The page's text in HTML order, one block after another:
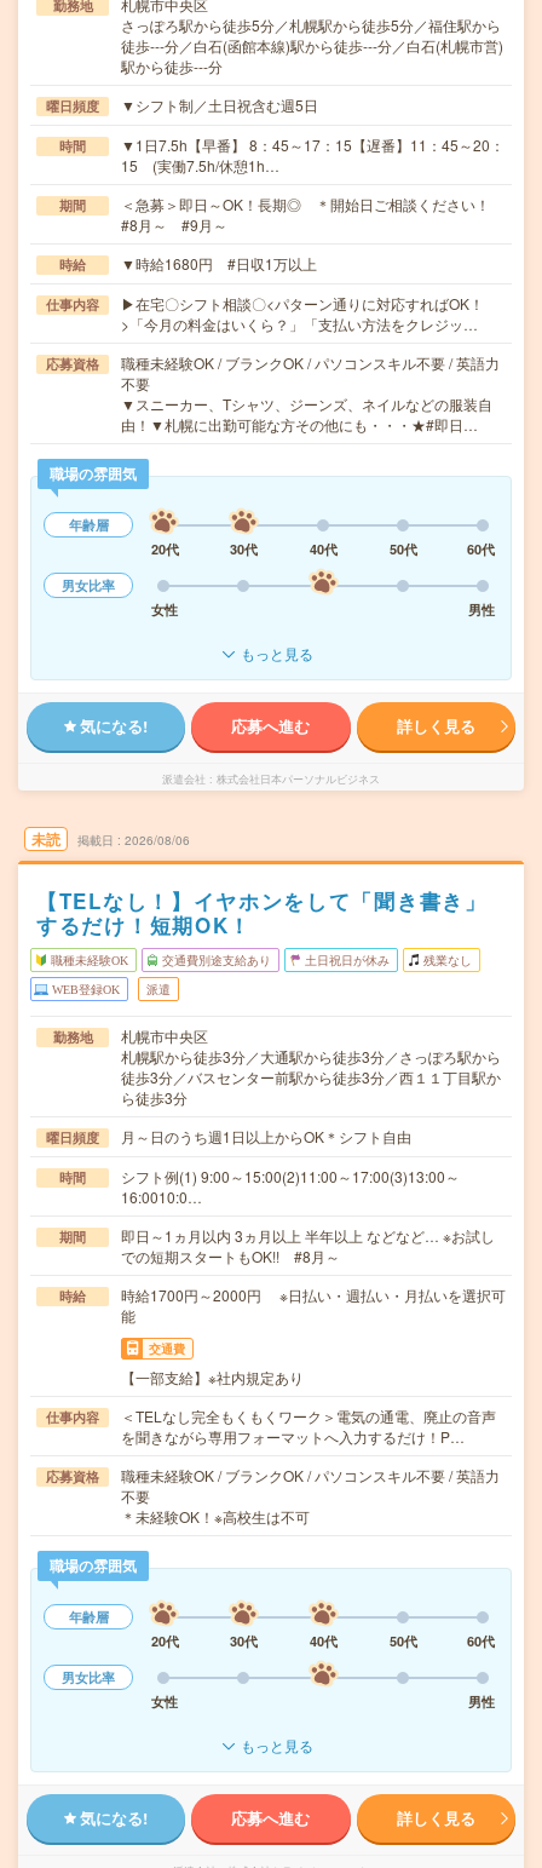
勤務地
札幌市中央区
さっぽろ駅から徒歩5分／札幌駅から徒歩5分／福住駅から
徒歩---分／白石(函館本線)駅から徒歩---分／白石(札幌市営)
駅から徒歩---分
曜日頻度 ▼シフト制／土日祝含む週5日
時間
▼1日7.5h【早番】 8：45～17：15【遅番】11：45～20：
15 (実働7.5h/休憩1h…
期間
＜急募＞即日～OK！長期◎ ＊開始日ご相談ください！
#8月～ #9月～
時給 ▼時給1680円 #日収1万以上
仕事内容
▶在宅〇シフト相談〇<パターン通りに対応すればOK！
>「今月の料金はいくら？」「支払い方法をクレジッ…
応募資格
職種未経験OK / ブランクOK / パソコンスキル不要 / 英語力
不要
▼スニーカー、Tシャツ、ジーンズ、ネイルなどの服装自
由！▼札幌に出勤可能な方その他にも・・・★#即日…
職場の雰囲気
年齢層
20代
30代 40代 50代
60代
男女比率
女性
男性
もっと見る
気になる! 応募へ進む 詳しく見る
派遣会社 株式会社日本パーソナルビジネス
未読 掲載日 2026/08/06
【TELなし！】イヤホンをして「聞き書き」
するだけ！短期OK！
職種未経験OK 交通費別途支給あり 土日祝日が休み 残業なし
WEB登録OK 派遣
勤務地
札幌市中央区
札幌駅から徒歩3分／大通駅から徒歩3分／さっぽろ駅から
徒歩3分／バスセンター前駅から徒歩3分／西１１丁目駅か
ら徒歩3分
曜日頻度 月～日のうち週1日以上からOK＊シフト自由
時間
シフト例(1) 9:00～15:00(2)11:00～17:00(3)13:00～
16:0010:0…
期間
即日～1ヵ月以内 3ヵ月以上 半年以上 などなど… ※お試し
での短期スタートもOK!! #8月～
時給
時給1700円～2000円 ※日払い・週払い・月払いを選択可
能
交通費
【一部支給】※社内規定あり
仕事内容
＜TELなし完全もくもくワーク＞電気の通電、廃止の音声
を聞きながら専用フォーマットへ入力するだけ！P…
応募資格
職種未経験OK / ブランクOK / パソコンスキル不要 / 英語力
不要
＊未経験OK！※高校生は不可
職場の雰囲気
年齢層
20代
30代 40代 50代
60代
男女比率
女性
男性
もっと見る
気になる! 応募へ進む 詳しく見る